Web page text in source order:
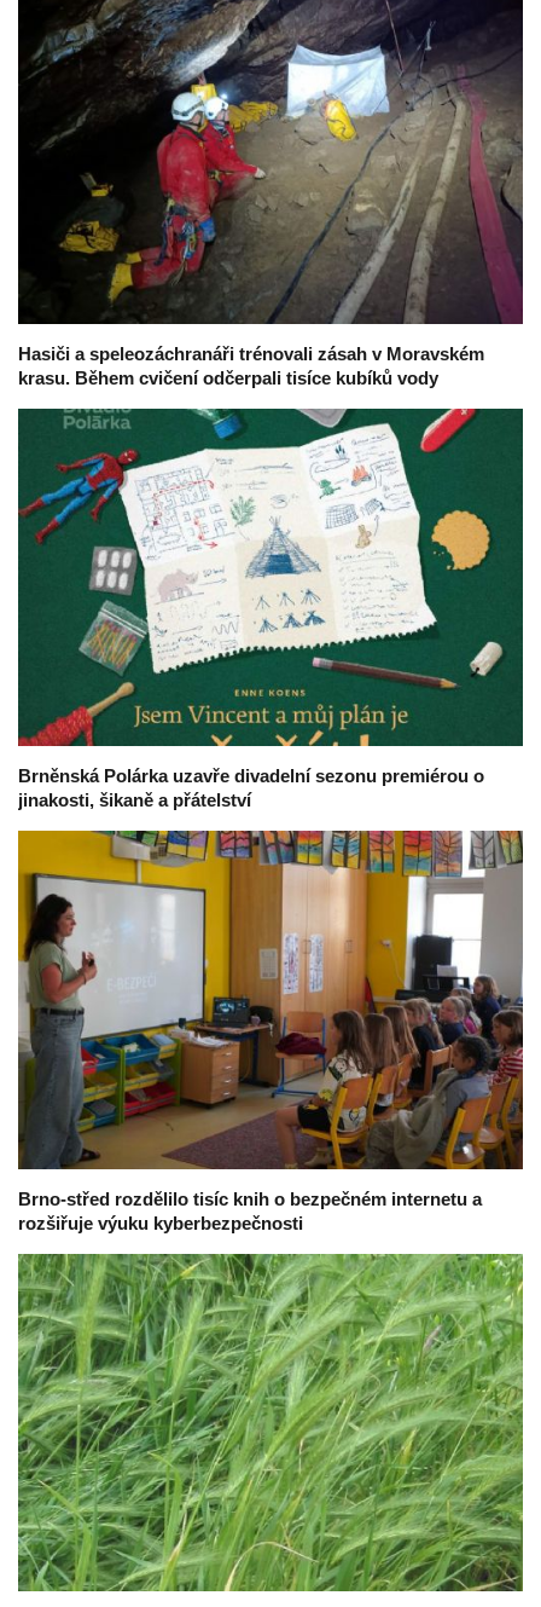
Hasiči a speleozáchranáři trénovali zásah v Moravském
krasu. Během cvičení odčerpali tisíce kubíků vody
Brněnská Polárka uzavře divadelní sezonu premiérou o
jinakosti, šikaně a přátelství
Brno-střed rozdělilo tisíc knih o bezpečném internetu a
rozšiřuje výuku kyberbezpečnosti